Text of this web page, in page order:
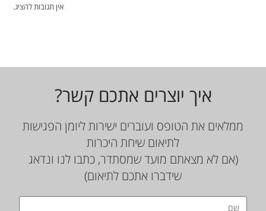
אין תגובות להציג.
איך יוצרים אתכם קשר?
ממלאים את הטופס ועוברים ישירות ליומן הפגישות
לתיאום שיחת היכרות
(אם לא מצאתם מועד שמסתדר, כתבו לנו ונדאג
שידברו אתכם לתיאום)